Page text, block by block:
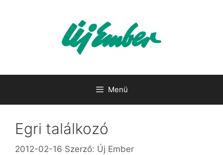
Menü
Egri találkozó
2012-02-16 Szerző: Új Ember